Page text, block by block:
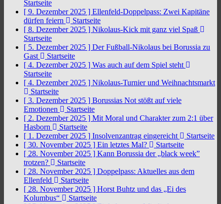
Startseite
[ 9. Dezember 2025 ] Ellenfeld-Doppelpass: Zwei Kapitäne
dürfen feiern
Startseite
[ 8. Dezember 2025 ] Nikolaus-Kick mit ganz viel Spaß
Startseite
[ 5. Dezember 2025 ] Der Fußball-Nikolaus bei Borussia zu
Gast
Startseite
[ 4. Dezember 2025 ] Was auch auf dem Spiel steht
Startseite
[ 4. Dezember 2025 ] Nikolaus-Turnier und Weihnachtsmarkt
Startseite
[ 3. Dezember 2025 ] Borussias Not stößt auf viele
Emotionen
Startseite
[ 2. Dezember 2025 ] Mit Moral und Charakter zum 2:1 über
Hasborn
Startseite
[ 1. Dezember 2025 ] Insolvenzantrag eingereicht
Startseite
[ 30. November 2025 ] Ein letztes Mal?
Startseite
[ 28. November 2025 ] Kann Borussia der „black week”
trotzen?
Startseite
[ 28. November 2025 ] Doppelpass: Aktuelles aus dem
Ellenfeld
Startseite
[ 28. November 2025 ] Horst Buhtz und das „Ei des
Kolumbus“
Startseite